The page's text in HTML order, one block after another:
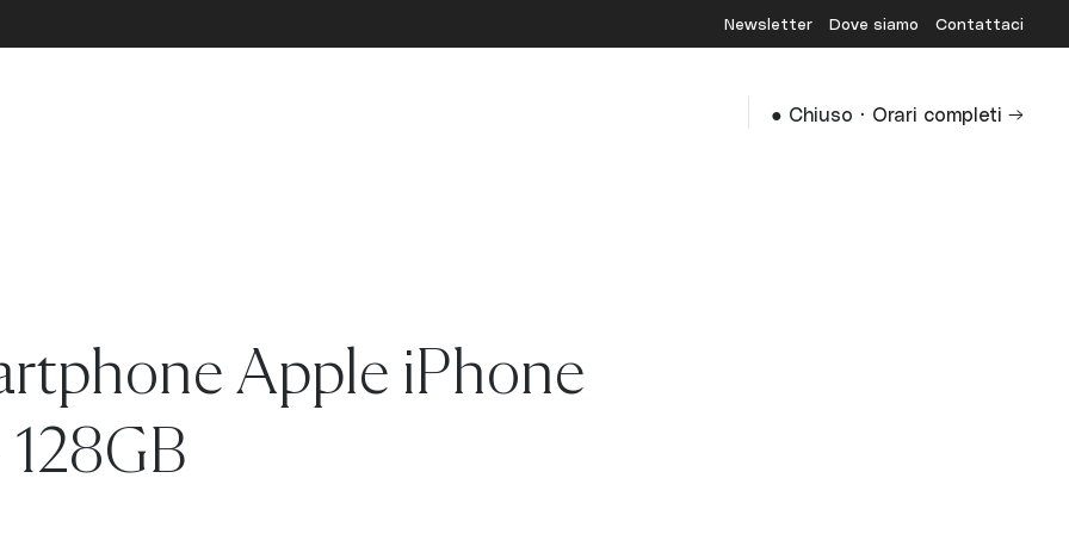
Newsletter Dove siamo Contattaci
● Chiuso · Orari completi →
Apple iPhone
128GB